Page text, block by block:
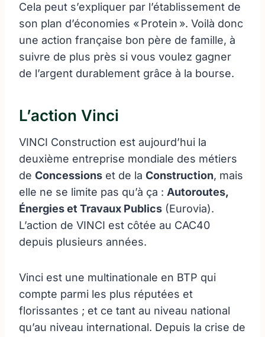
Cela peut s’expliquer par l’établissement de
son plan d’économies « Protein ». Voilà donc
une action française bon père de famille, à
suivre de plus près si vous voulez gagner
de l’argent durablement grâce à la bourse.
L’action Vinci
VINCI Construction est aujourd’hui la
deuxième entreprise mondiale des métiers
de Concessions et de la Construction, mais
elle ne se limite pas qu’à ça : Autoroutes,
Énergies et Travaux Publics (Eurovia).
L’action de VINCI est côtée au CAC40
depuis plusieurs années.
Vinci est une multinationale en BTP qui
compte parmi les plus réputées et
florissantes ; et ce tant au niveau national
qu’au niveau international. Depuis la crise de